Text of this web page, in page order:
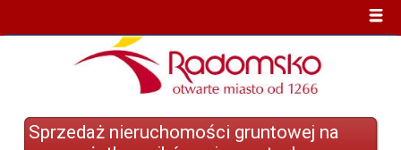
Sprzedaż nieruchomości gruntowej na